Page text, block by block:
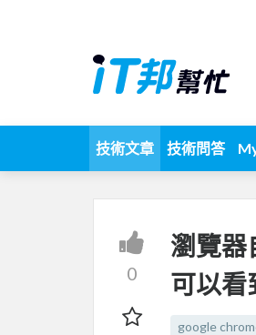
技術文章 技術問答
0
瀏覽器
可以看
google